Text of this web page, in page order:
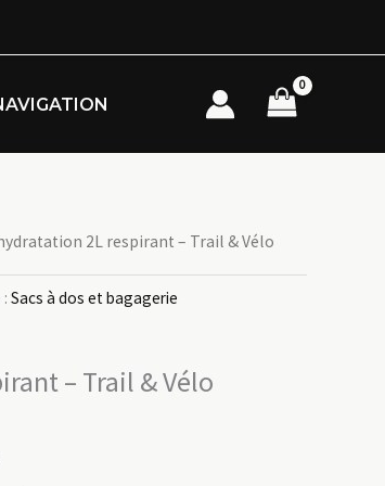
2L respirant – Trail & Vélo
Sacs à dos et bagagerie
– Trail & Vélo